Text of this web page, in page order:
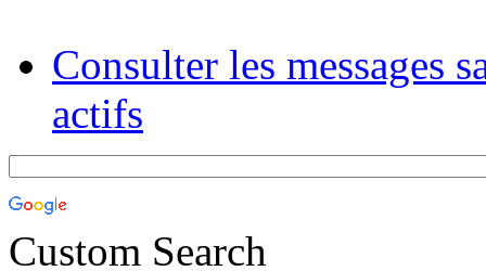
Consulter les messages
actifs
Custom Search